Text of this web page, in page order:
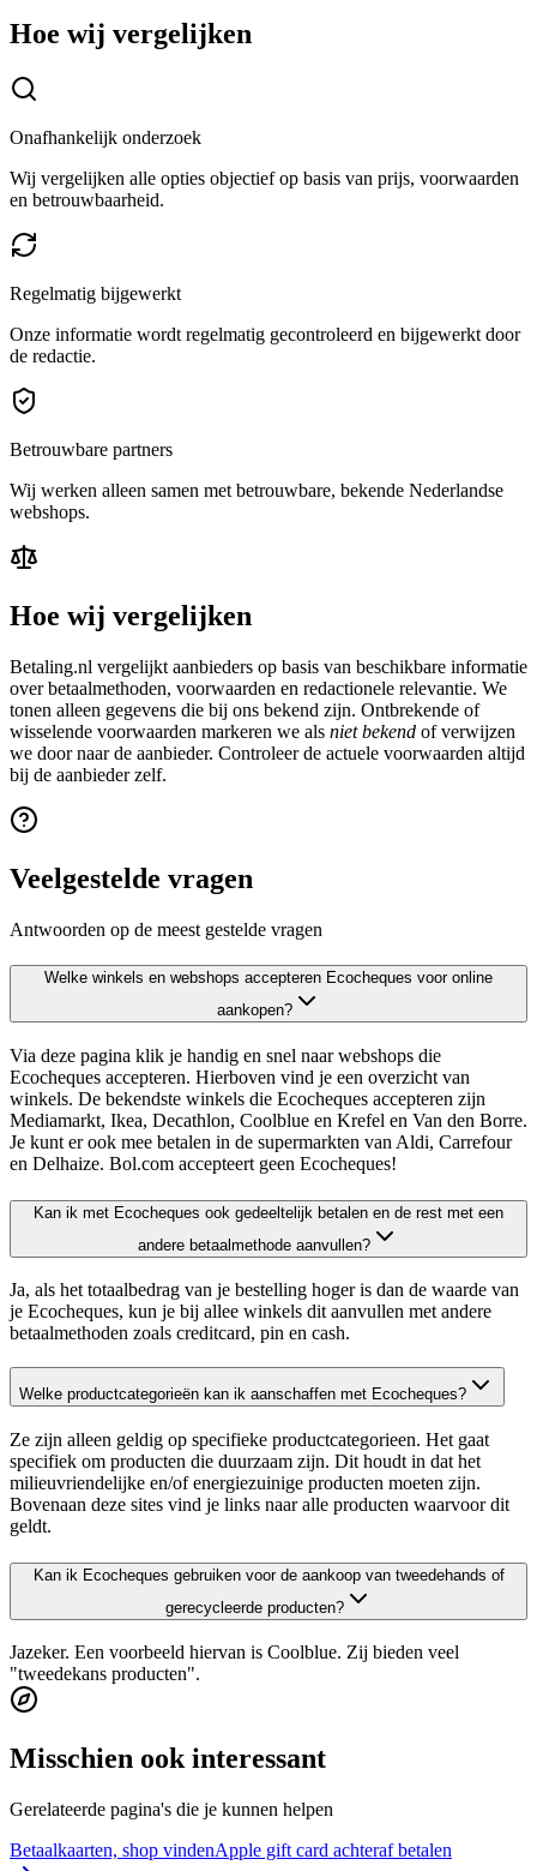
Hoe wij vergelijken
Onafhankelijk onderzoek
Wij vergelijken alle opties objectief op basis van prijs, voorwaarden
en betrouwbaarheid.
Regelmatig bijgewerkt
Onze informatie wordt regelmatig gecontroleerd en bijgewerkt door
de redactie.
Betrouwbare partners
Wij werken alleen samen met betrouwbare, bekende Nederlandse
webshops.
Hoe wij vergelijken
Betaling.nl vergelijkt aanbieders op basis van beschikbare informatie
over betaalmethoden, voorwaarden en redactionele relevantie. We
tonen alleen gegevens die bij ons bekend zijn. Ontbrekende of
wisselende voorwaarden markeren we als niet bekend of verwijzen
we door naar de aanbieder. Controleer de actuele voorwaarden altijd
bij de aanbieder zelf.
Veelgestelde vragen
Antwoorden op de meest gestelde vragen
Welke winkels en webshops accepteren Ecocheques voor online
aankopen?
Via deze pagina klik je handig en snel naar webshops die
Ecocheques accepteren. Hierboven vind je een overzicht van
winkels. De bekendste winkels die Ecocheques accepteren zijn
Mediamarkt, Ikea, Decathlon, Coolblue en Krefel en Van den Borre.
Je kunt er ook mee betalen in de supermarkten van Aldi, Carrefour
en Delhaize. Bol.com accepteert geen Ecocheques!
Kan ik met Ecocheques ook gedeeltelijk betalen en de rest met een
andere betaalmethode aanvullen?
Ja, als het totaalbedrag van je bestelling hoger is dan de waarde van
je Ecocheques, kun je bij allee winkels dit aanvullen met andere
betaalmethoden zoals creditcard, pin en cash.
Welke productcategorieën kan ik aanschaffen met Ecocheques?
Ze zijn alleen geldig op specifieke productcategorieen. Het gaat
specifiek om producten die duurzaam zijn. Dit houdt in dat het
milieuvriendelijke en/of energiezuinige producten moeten zijn.
Bovenaan deze sites vind je links naar alle producten waarvoor dit
geldt.
Kan ik Ecocheques gebruiken voor de aankoop van tweedehands of
gerecycleerde producten?
Jazeker. Een voorbeeld hiervan is Coolblue. Zij bieden veel
"tweedekans producten".
Misschien ook interessant
Gerelateerde pagina's die je kunnen helpen
Betaalkaarten, shop vindenApple gift card achteraf betalen